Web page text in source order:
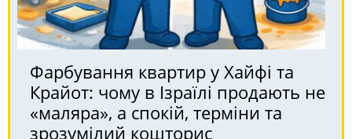
Фарбування квартир у Хайфі та
Крайот: чому в Ізраїлі продають не
«маляра», а спокій, терміни та
зрозумілий кошторис